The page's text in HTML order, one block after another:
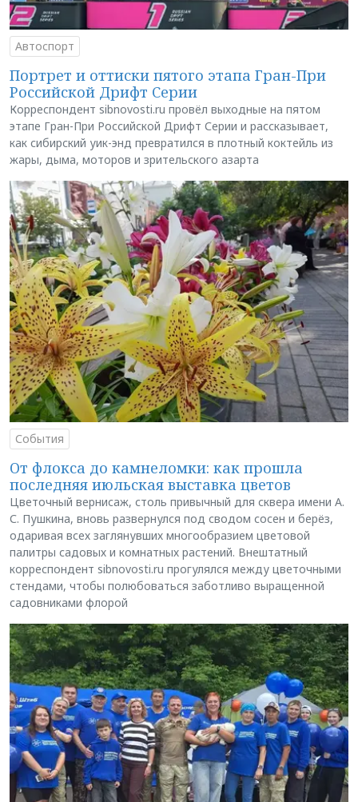
Автоспорт
Портрет и оттиски пятого этапа Гран-При
Российской Дрифт Серии
Корреспондент sibnovosti.ru провёл выходные на пятом
этапе Гран-При Российской Дрифт Серии и рассказывает,
как сибирский уик-энд превратился в плотный коктейль из
жары, дыма, моторов и зрительского азарта
События
От флокса до камнеломки: как прошла
последняя июльская выставка цветов
Цветочный вернисаж, столь привычный для сквера имени А.
С. Пушкина, вновь развернулся под сводом сосен и берёз,
одаривая всех заглянувших многообразием цветовой
палитры садовых и комнатных растений. Внештатный
корреспондент sibnovosti.ru прогулялся между цветочными
стендами, чтобы полюбоваться заботливо выращенной
садовниками флорой